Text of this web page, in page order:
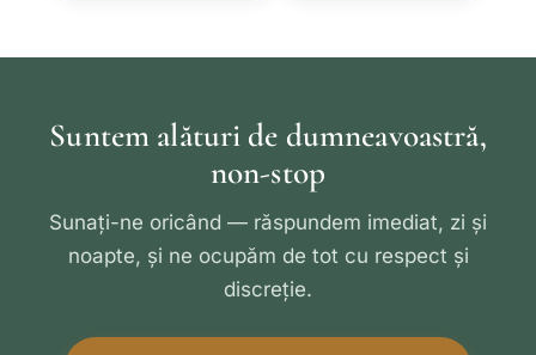
Suntem alături de dumneavoastră,
non-stop
Sunați-ne oricând — răspundem imediat, zi și
noapte, și ne ocupăm de tot cu respect și
discreție.